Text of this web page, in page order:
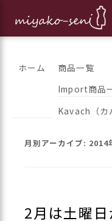
フランス、
のインポ
都繊維の日々のニュ
ホーム
商品一覧
Import商品
Kavach（カ
月別アーカイブ: 2014
2月は土曜